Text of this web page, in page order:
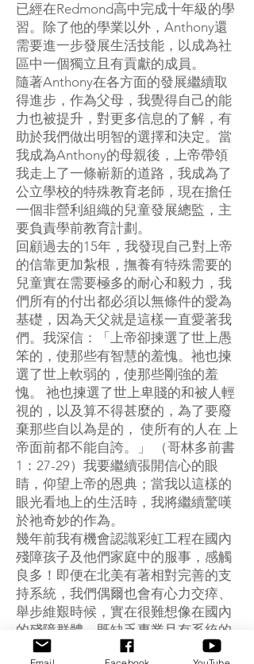
已經在Redmond高中完成十年級的學
習。除了他的學業以外，Anthony還
需要進一步發展生活技能，以成為社
區中一個獨立且有貢獻的成員。
隨著Anthony在各方面的發展繼續取
得進步，作為父母，我覺得自己的能
力也被提升，對更多信息的了解，有
助於我們做出明智的選擇和決定。當
我成為Anthony的母親後，上帝帶領
我走上了一條嶄新的道路，我成為了
公立學校的特殊教育老師，現在擔任
一個非營利組織的兒童發展總監，主
要負責學前教育計劃。
回顧過去的15年，我發現自己對上帝
的信靠更加紮根，撫養有特殊需要的
兒童實在需要極多的耐心和毅力，我
們所有的付出都必須以無條件的愛為
基礎，因為天父就是這樣一直愛著我
們。我深信：「上帝卻揀選了世上愚
笨的，使那些有智慧的羞愧。祂也揀
選了世上軟弱的，使那些剛強的羞
愧。 祂也揀選了世上卑賤的和被人輕
視的，以及算不得甚麼的，為了要廢
棄那些自以為是的， 使所有的人在 上
帝面前都不能自誇。」 （哥林多前書
1：27-29）我要繼續張開信心的眼
睛，仰望上帝的恩典；當我以這樣的
眼光看地上的生活時，我將繼續驚嘆
於祂奇妙的作為。
幾年前我有機會認識彩虹工程在國內
殘障孩子及他們家庭中的服事，感觸
良多！即便在北美有著相對完善的支
持系統，我們偶爾也會有心力交瘁、
舉步維艱時候，實在很難想像在國內
的殘障群體，既缺乏專業且有系統的
教育與治療，且要面對來自經濟與社